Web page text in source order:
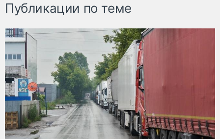
Публикации по теме